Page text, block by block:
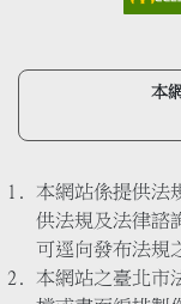
本
本網站係提供法
供法規及法律諮
可逕向發布法規
本網站之臺北市